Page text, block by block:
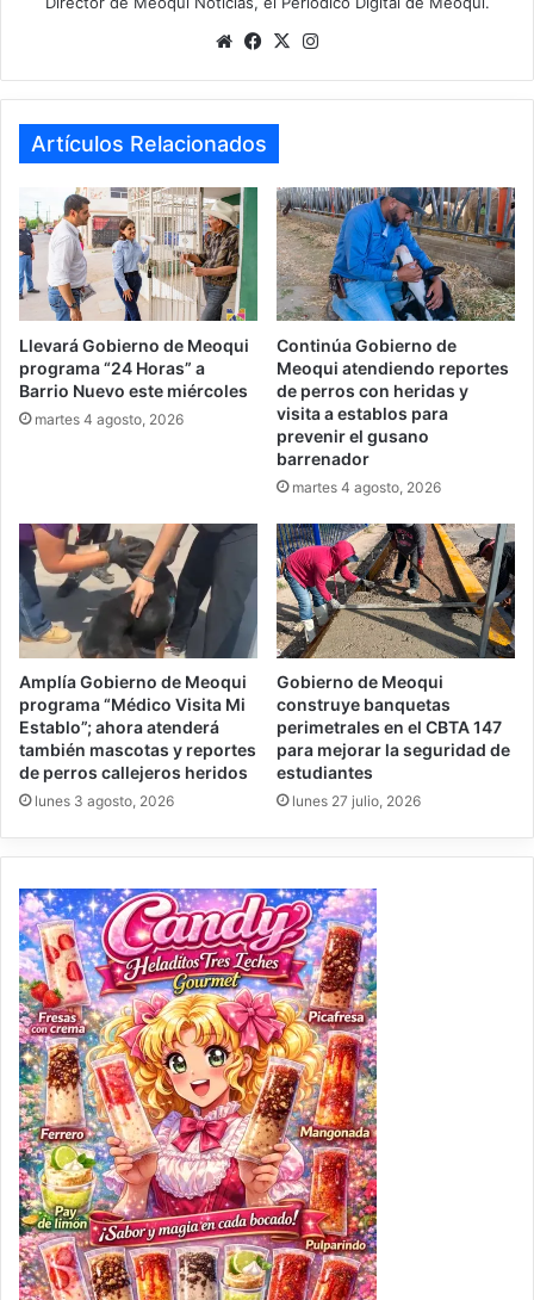
WebsiteFacebook
X
Artículos Relacionados
Llevará Gobierno de Meoqui
programa “24 Horas” a
Barrio Nuevo este miércoles
martes 4 agosto, 2026
Continúa Gobierno de
Meoqui atendiendo reportes
de perros con heridas y
visita a establos para
prevenir el gusano
barrenador
martes 4 agosto, 2026
Amplía Gobierno de Meoqui
programa “Médico Visita Mi
Establo”; ahora atenderá
también mascotas y reportes
de perros callejeros heridos
lunes 3 agosto, 2026
Gobierno de Meoqui
construye banquetas
perimetrales en el CBTA 147
para mejorar la seguridad de
estudiantes
lunes 27 julio, 2026